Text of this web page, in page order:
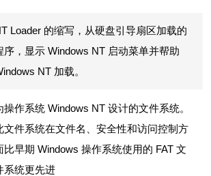
Loader 的缩写，从硬盘引导扇区加载的
序，显示 Windows NT 启动菜单并帮助
NT 加载。
操作系统 Windows NT 设计的文件系统。
文件系统在文件名、安全性和访问控制方
比早期 Windows 操作系统使用的 FAT 文
系统更先进